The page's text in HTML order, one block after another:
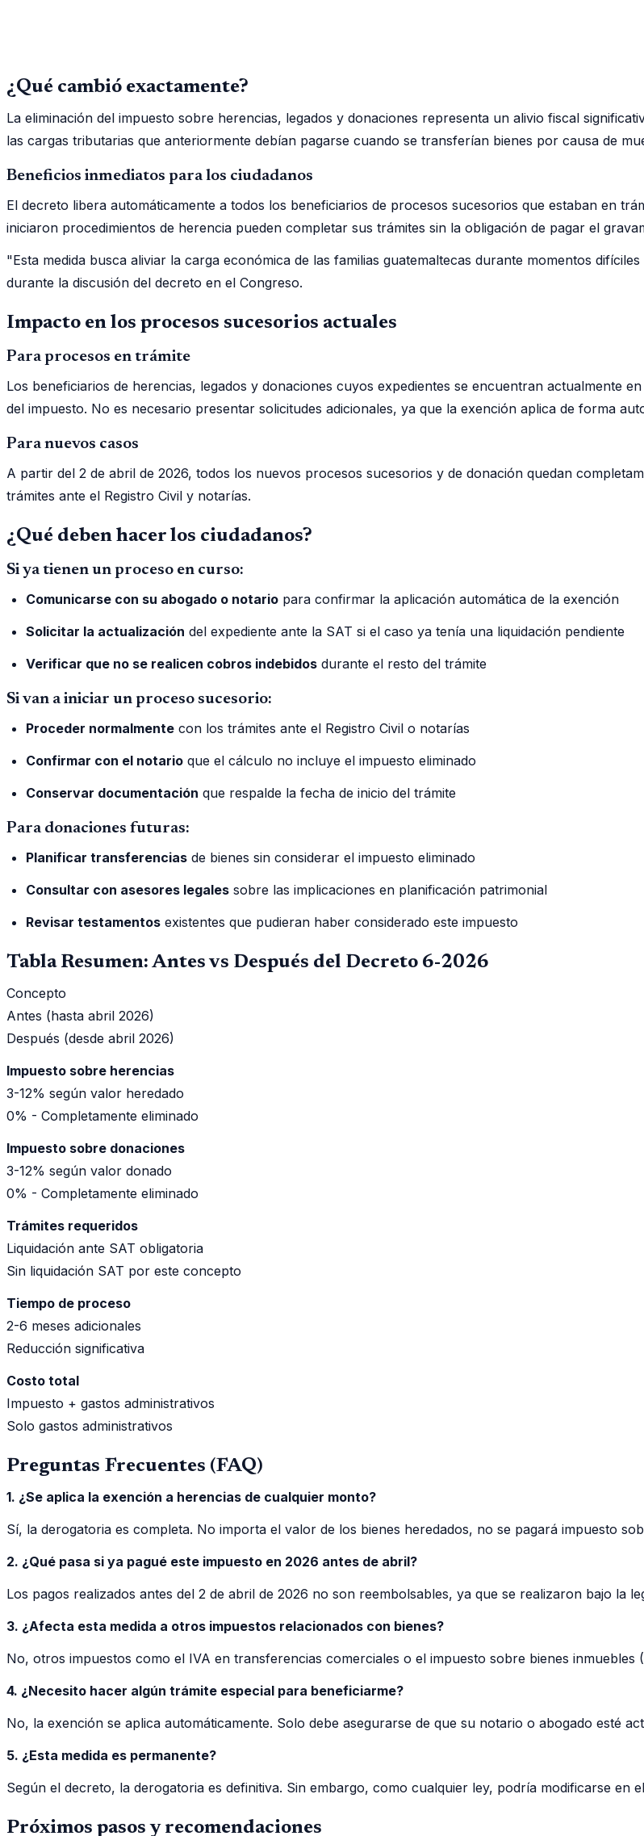
¿Qué cambió exactamente?
La eliminación del impuesto sobre herencias, legados y donaciones representa un alivio fiscal
las cargas tributarias que anteriormente debían pagarse cuando se transferían bienes por causa de
Beneficios inmediatos para los ciudadanos
El decreto libera automáticamente a todos los beneficiarios de procesos sucesorios que estaban en
iniciaron procedimientos de herencia pueden completar sus trámites sin la obligación de pagar el
"Esta medida busca aliviar la carga económica de las familias guatemaltecas durante momentos
durante la discusión del decreto en el Congreso.
Impacto en los procesos sucesorios actuales
Para procesos en trámite
Los beneficiarios de herencias, legados y donaciones cuyos expedientes se encuentran actualmente
del impuesto. No es necesario presentar solicitudes adicionales, ya que la exención aplica de forma
Para nuevos casos
A partir del 2 de abril de 2026, todos los nuevos procesos sucesorios y de donación quedan
trámites ante el Registro Civil y notarías.
¿Qué deben hacer los ciudadanos?
Si ya tienen un proceso en curso:
Comunicarse con su abogado o notario para confirmar la aplicación automática de la exención
Solicitar la actualización del expediente ante la SAT si el caso ya tenía una liquidación pendiente
Verificar que no se realicen cobros indebidos durante el resto del trámite
Si van a iniciar un proceso sucesorio:
Proceder normalmente con los trámites ante el Registro Civil o notarías
Confirmar con el notario que el cálculo no incluye el impuesto eliminado
Conservar documentación que respalde la fecha de inicio del trámite
Para donaciones futuras:
Planificar transferencias de bienes sin considerar el impuesto eliminado
Consultar con asesores legales sobre las implicaciones en planificación patrimonial
Revisar testamentos existentes que pudieran haber considerado este impuesto
Tabla Resumen: Antes vs Después del Decreto 6-2026
Concepto
Antes (hasta abril 2026)
Después (desde abril 2026)
Impuesto sobre herencias
3-12% según valor heredado
0% - Completamente eliminado
Impuesto sobre donaciones
3-12% según valor donado
0% - Completamente eliminado
Trámites requeridos
Liquidación ante SAT obligatoria
Sin liquidación SAT por este concepto
Tiempo de proceso
2-6 meses adicionales
Reducción significativa
Costo total
Impuesto + gastos administrativos
Solo gastos administrativos
Preguntas Frecuentes (FAQ)
1. ¿Se aplica la exención a herencias de cualquier monto?
Sí, la derogatoria es completa. No importa el valor de los bienes heredados, no se pagará impuesto
2. ¿Qué pasa si ya pagué este impuesto en 2026 antes de abril?
Los pagos realizados antes del 2 de abril de 2026 no son reembolsables, ya que se realizaron bajo la
3. ¿Afecta esta medida a otros impuestos relacionados con bienes?
No, otros impuestos como el IVA en transferencias comerciales o el impuesto sobre bienes inmuebles
4. ¿Necesito hacer algún trámite especial para beneficiarme?
No, la exención se aplica automáticamente. Solo debe asegurarse de que su notario o abogado esté
5. ¿Esta medida es permanente?
Según el decreto, la derogatoria es definitiva. Sin embargo, como cualquier ley, podría modificarse en
Próximos pasos y recomendaciones